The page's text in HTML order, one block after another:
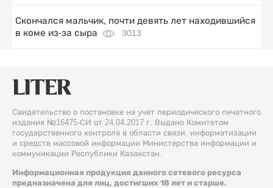
Скончался мальчик, почти девять лет находившийся
в коме из-за сыра
3013
Свидетельство о постановке на учет периодического печатного
издания №16475-СИ от 24.04.2017 г. Выдано Комитетом
государственного контроля в области связи, информатизации
и средств массовой информации Министерства информации и
коммуникации Республики Казахстан.
Информационная продукция данного сетевого ресурса
предназначена для лиц, достигших 18 лет и старше.